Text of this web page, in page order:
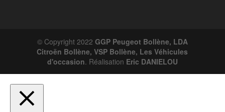
© Copyright 2022 GGP Peugeot Bollène, LDA
Citroën Bollène, VSP Bollène, Les Véhicules
d'occasion. Réalisation Eric DANIELOU